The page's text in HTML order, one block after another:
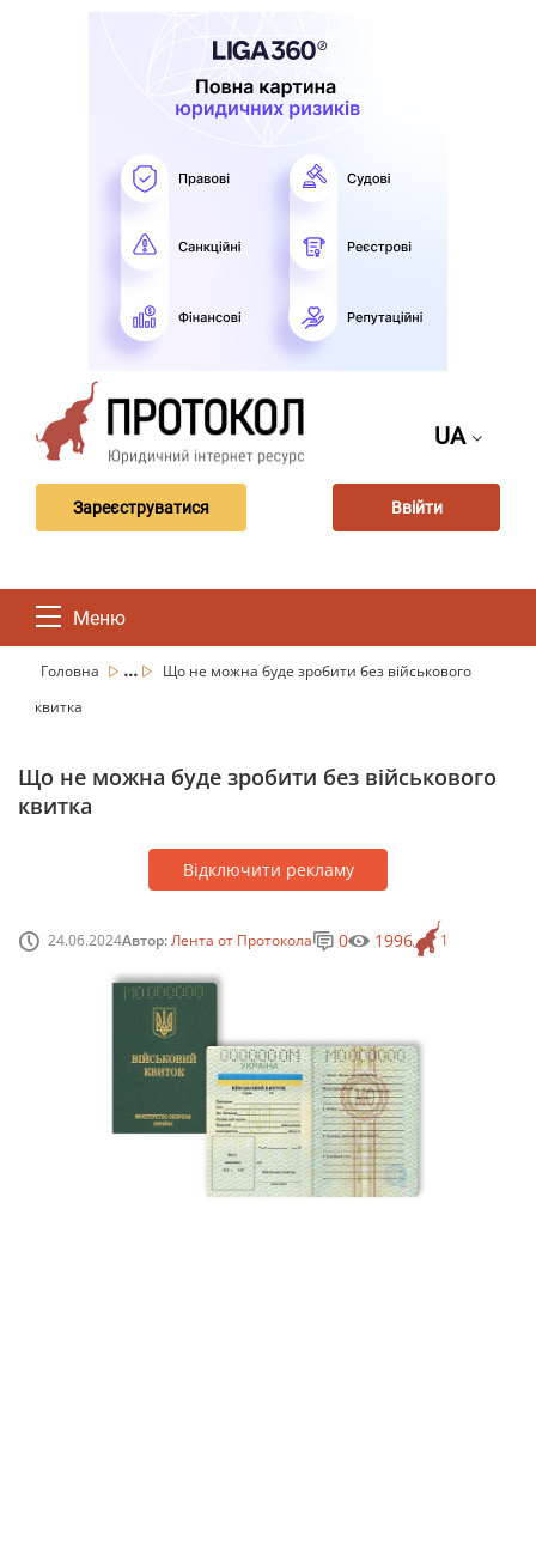
UA
Зареєструватися Ввійти
Меню
Головна ...
Що не можна буде зробити без військового
квитка
Що не можна буде зробити без військового
квитка
Відключити рекламу
24.06.2024Автор:Лента от Протокола 1
0 1996